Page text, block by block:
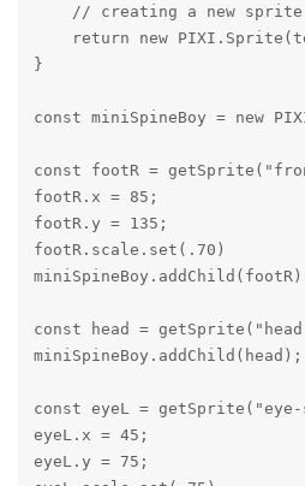
    // creating a new sprite
return new
}
const miniSpineBoy = new
const footR =
footR.x = 85;
footR.y = 135;
footR.scale.set(.70)
const head =
miniSpineBoy.addChild(head);
const eyeL =
eyeL.x = 45;
eyeL.y = 75;